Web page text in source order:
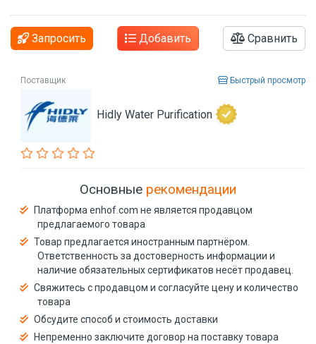
Запросить Добавить Сравнить
Поставщик Быстрый просмотр
Hidly Water Purification
Основные рекомендации
Платформа enhof.com не является продавцом
предлагаемого товара
Товар предлагается иностранным партнёром.
Ответственность за достоверность информации и
наличие обязательных сертификатов несёт продавец.
Свяжитесь с продавцом и согласуйте цену и количество
товара
Обсудите способ и стоимость доставки
Непременно заключите договор на поставку товара